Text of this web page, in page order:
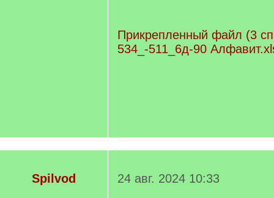
Прикрепленный файл (3
534_-511_6д-90
Spilvod
24 авг. 2024 10:33